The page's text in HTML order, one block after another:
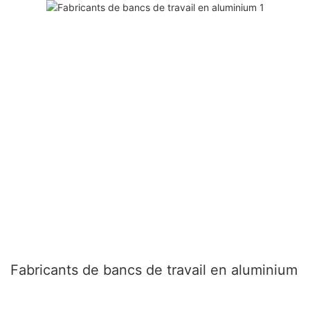
Fabricants de bancs de travail en aluminium